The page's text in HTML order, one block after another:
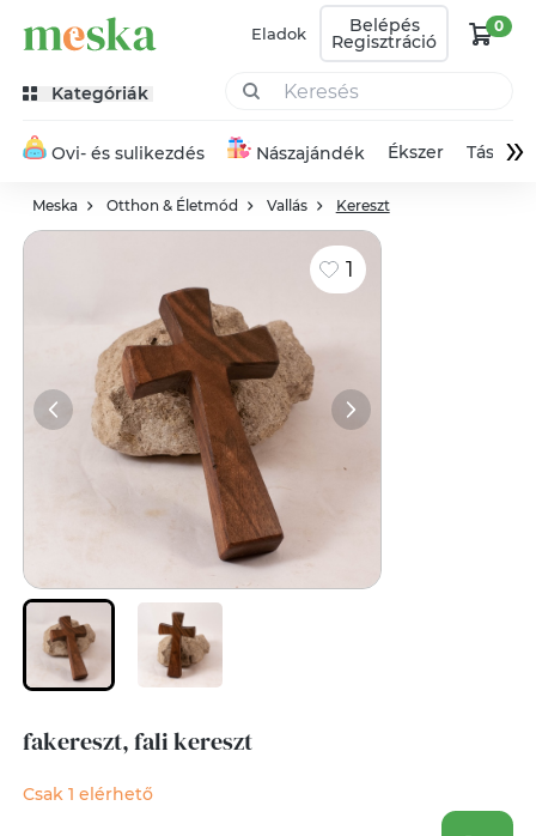
Eladok Belépés
Regisztráció
0
Kategóriák
Ovi- és sulikezdés Nászajándék Ékszer Táska»
Meska Otthon & Életmód Vallás Kereszt
1
fakereszt, fali kereszt
Csak 1 elérhető